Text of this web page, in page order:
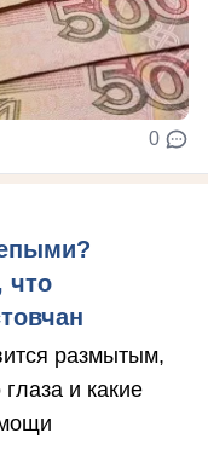
0
что
размытым,
и какие